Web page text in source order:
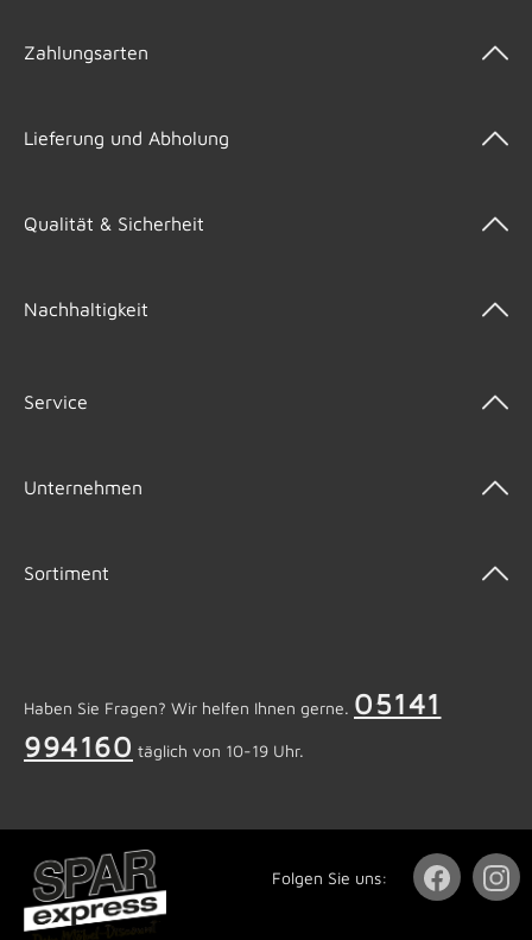
Zahlungsarten
Lieferung und Abholung
Qualität & Sicherheit
Nachhaltigkeit
Service
Unternehmen
Sortiment
Haben Sie Fragen? Wir helfen Ihnen gerne. 05141
994160 täglich von 10-19 Uhr.
Folgen Sie uns: